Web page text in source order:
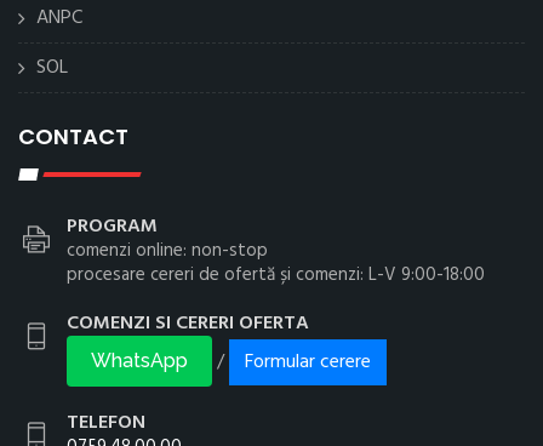
ANPC
SOL
CONTACT
PROGRAM
comenzi online: non-stop
procesare cereri de ofertă și comenzi: L-V 9:00-18:00
COMENZI SI CERERI OFERTA
WhatsApp /
Formular cerere
TELEFON